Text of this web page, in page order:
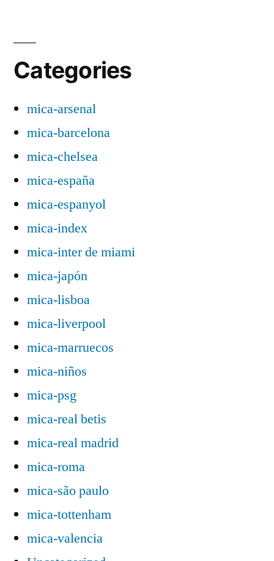
Categories
mica-arsenal
mica-barcelona
mica-chelsea
mica-españa
mica-espanyol
mica-index
mica-inter de miami
mica-japón
mica-lisboa
mica-liverpool
mica-marruecos
mica-niños
mica-psg
mica-real betis
mica-real madrid
mica-roma
mica-são paulo
mica-tottenham
mica-valencia